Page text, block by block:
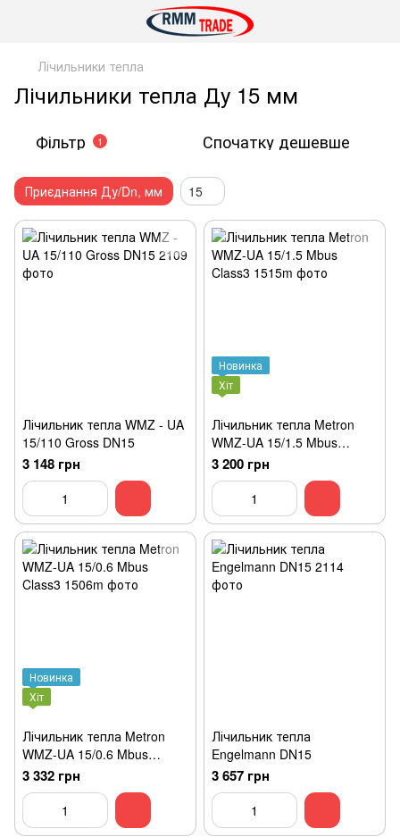
Лічильники тепла
Лічильники тепла Ду 15 мм
Фільтр 1 Спочатку дешевше
Приєднання Ду/Dn, мм 15
Лічильник тепла WMZ - UA
15/110 Gross DN15
3 148 грн
Новинка
Хіт
Лічильник тепла Metron
WMZ-UA 15/1.5 Mbus
Class3
3 200 грн
Новинка
Хіт
Лічильник тепла Metron
WMZ-UA 15/0.6 Mbus
Class3
3 332 грн
Лічильник тепла
Engelmann DN15
3 657 грн